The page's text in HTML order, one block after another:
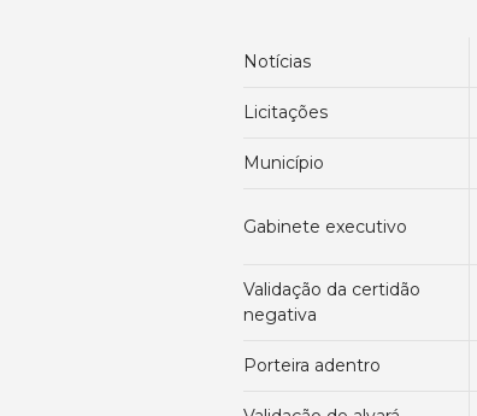
notícias
licitações
município
gabinete executivo
validação da certidão
negativa
porteira adentro